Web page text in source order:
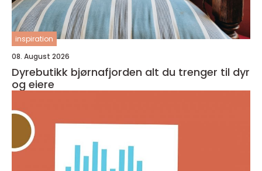
inspiration
08. August 2026
Dyrebutikk bjørnafjorden alt du trenger til dyr
og eiere